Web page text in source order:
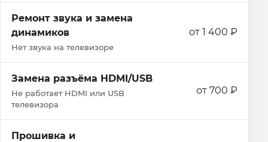
Ремонт звука и замена
динамиков
Нет звука на телевизоре
от 1 400 ₽
Замена разъёма HDMI/USB
Не работает HDMI или USB
телевизора
от 700 ₽
Прошивка и